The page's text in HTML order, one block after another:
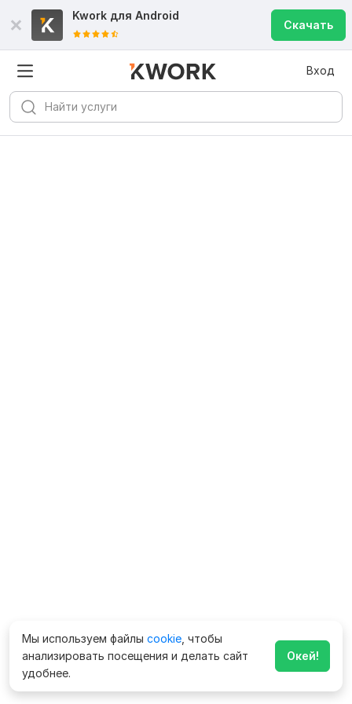
Kwork для Android
Скачать
Вход
Мы используем файлы cookie , чтобы
анализировать посещения и делать сайт
удобнее.
Окей!